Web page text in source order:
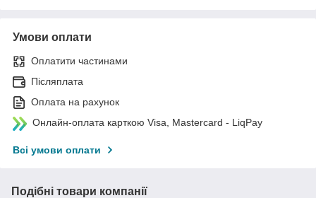
Умови оплати
Оплатити частинами
Післяплата
Оплата на рахунок
Онлайн-оплата карткою Visa, Mastercard - LiqPay
Всі умови оплати
Подібні товари компанії